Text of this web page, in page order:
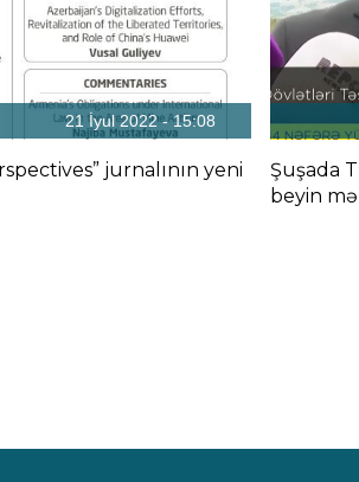
21 İyul 2022 - 15:08
jurnalının yeni
Şuşada
beyin